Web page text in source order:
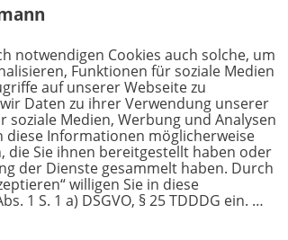
– Kauffrau/
verfügbar
Kundengruppen
notwendigen Cookies auch solche, um
Funktionen für soziale Medien
auf unserer Webseite zu
Daten zu ihrer Verwendung unserer
Medien, Werbung und Analysen
Informationen möglicherweise
die Sie ihnen bereitgestellt haben oder
der Dienste gesammelt haben. Durch
willigen Sie in diese
1 S. 1 a) DSGVO, § 25 TDDDG ein. …